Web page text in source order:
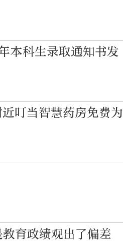
本科生录取通知书发
叮当智慧药房免费为
育政绩观出了偏差